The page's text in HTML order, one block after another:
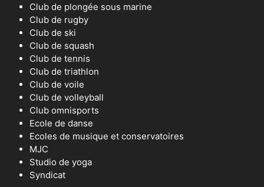
Club de plongée sous marine
Club de rugby
Club de ski
Club de squash
Club de tennis
Club de triathlon
Club de voile
Club de volleyball
Club omnisports
Ecole de danse
Ecoles de musique et conservatoires
MJC
Studio de yoga
Syndicat